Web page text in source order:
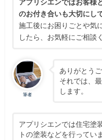
のお付き合いも大切にし
施工後にお困りごとや気
したら、お気軽にご相談
筆者
ありがとうご
それでは、
します。
アプリシエンでは住宅塗
トの塗装などを行ってい